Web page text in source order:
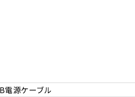
電源ケーブル